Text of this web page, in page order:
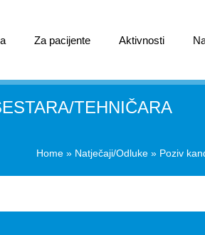
Za pacijente Aktivnosti
TEHNIČARA
Home » Natječaji/Odluke » Poziv